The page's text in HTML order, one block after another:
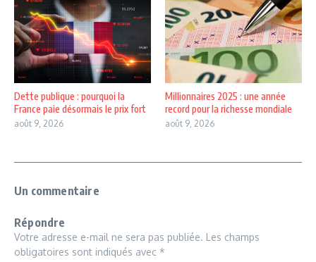
Dette publique : pourquoi la
France paie désormais le prix fort
août 9, 2026
Millionnaires 2025 : une année
record pour la richesse mondiale
août 9, 2026
Un commentaire
Répondre
Votre adresse e-mail ne sera pas publiée. Les champs
obligatoires sont indiqués avec *